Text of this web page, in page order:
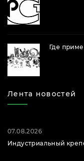
Где
Лента новостей
07.08.2026
Индустриальный